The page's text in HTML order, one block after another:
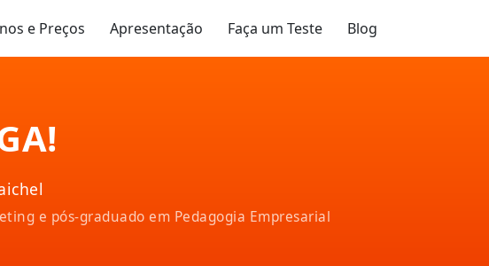
e Preços Apresentação Faça um Teste Blog
e pós-graduado em Pedagogia Empresarial